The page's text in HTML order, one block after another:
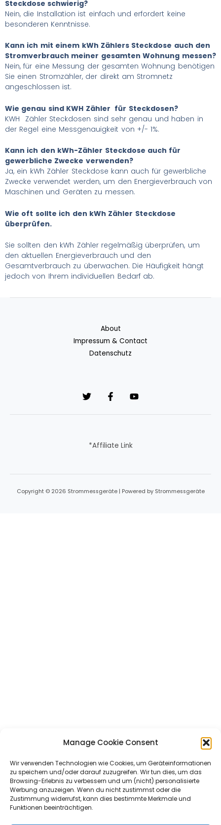
Manage Cookie Consent
Wir verwenden Technologien wie Cookies, um Geräteinformationen
zu speichern und/oder darauf zuzugreifen. Wir tun dies, um das
Browsing-Erlebnis zu verbessern und um (nicht) personalisierte
Werbung anzuzeigen. Wenn du nicht zustimmst oder die
Zustimmung widerrufst, kann dies bestimmte Merkmale und
Funktionen beeinträchtigen.
Steckdose schwierig?
Nein, die Installation ist einfach und erfordert keine
besonderen Kenntnisse.
Kann ich mit einem kWh Zählers Steckdose auch den
Stromverbrauch meiner gesamten Wohnung messen?
Nein, für eine Messung der gesamten Wohnung benötigen
Sie einen Stromzähler, der direkt am Stromnetz
angeschlossen ist.
Wie genau sind KWH Zähler für Steckdosen?
KWH Zähler Steckdosen sind sehr genau und haben in
der Regel eine Messgenauigkeit von +/- 1%.
Kann ich den kWh-Zähler Steckdose auch für
gewerbliche Zwecke verwenden?
Ja, ein kWh Zähler Steckdose kann auch für gewerbliche
Zwecke verwendet werden, um den Energieverbrauch von
Maschinen und Geräten zu messen.
Wie oft sollte ich den kWh Zähler Steckdose
überprüfen.
Sie sollten den kWh Zähler regelmäßig überprüfen, um
den aktuellen Energieverbrauch und den
Gesamtverbrauch zu überwachen. Die Häufigkeit hängt
jedoch von Ihrem individuellen Bedarf ab.
About
Impressum & Contact
Datenschutz
*Affiliate Link
Copyright © 2026 Strommessgeräte | Powered by Strommessgeräte